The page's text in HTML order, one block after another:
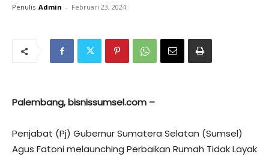
Penulis Admin - Februari 23, 2024
Palembang, bisnissumsel.com –
Penjabat (Pj) Gubernur Sumatera Selatan (Sumsel)
Agus Fatoni melaunching Perbaikan Rumah Tidak Layak